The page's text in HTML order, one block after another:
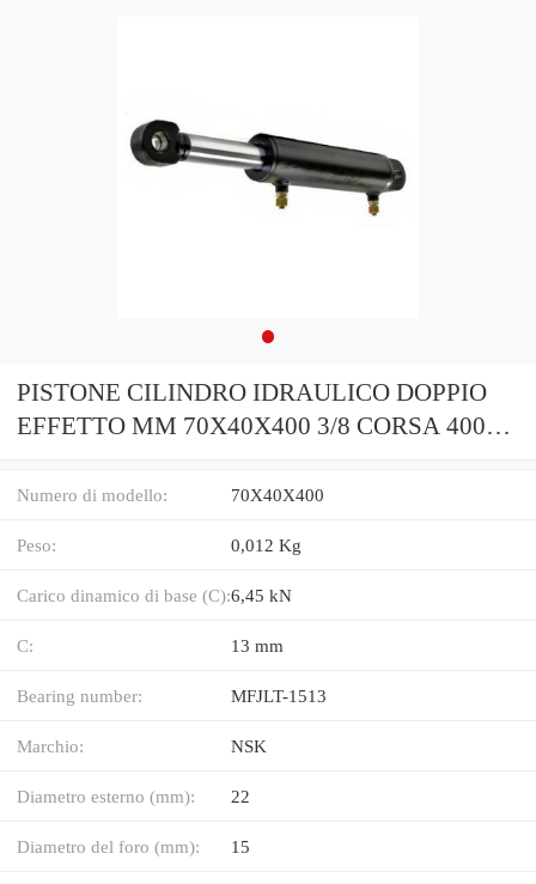
PISTONE CILINDRO IDRAULICO DOPPIO
EFFETTO MM 70X40X400 3/8 CORSA 400
Numero di modello: 70X40X400
Peso: 0,012 Kg
Carico dinamico di base (C):6,45 kN
C: 13 mm
Bearing number: MFJLT-1513
Marchio: NSK
Diametro esterno (mm): 22
Diametro del foro (mm): 15